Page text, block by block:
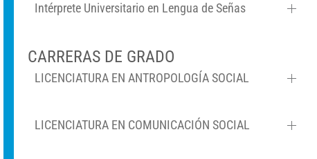
Intérprete Universitario en Lengua de Señas
CARRERAS DE GRADO
LICENCIATURA EN ANTROPOLOGÍA SOCIAL
LICENCIATURA EN COMUNICACIÓN SOCIAL